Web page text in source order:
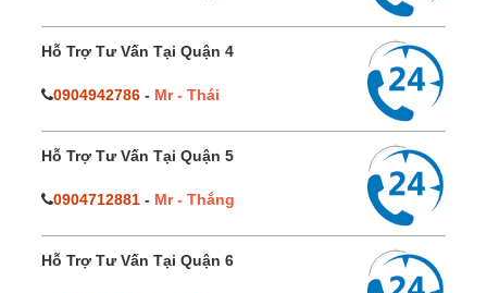
Hỗ Trợ Tư Vấn Tại Quận 4
0904942786 - Mr - Thái
Hỗ Trợ Tư Vấn Tại Quận 5
0904712881 - Mr - Thắng
Hỗ Trợ Tư Vấn Tại Quận 6